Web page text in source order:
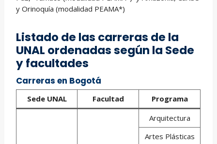
y Orinoquía (modalidad PEAMA*)
Listado de las carreras de la
UNAL ordenadas según la Sede
y facultades
Carreras en Bogotá
Sede UNAL Facultad Programa
Arquitectura
Artes Plásticas